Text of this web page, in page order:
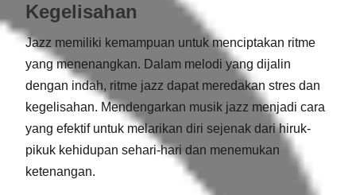
Kegelisahan
Jazz memiliki kemampuan untuk menciptakan ritme
yang menenangkan. Dalam melodi yang dijalin
dengan indah, ritme jazz dapat meredakan stres dan
kegelisahan. Mendengarkan musik jazz menjadi cara
yang efektif untuk melarikan diri sejenak dari hiruk-
pikuk kehidupan sehari-hari dan menemukan
ketenangan.